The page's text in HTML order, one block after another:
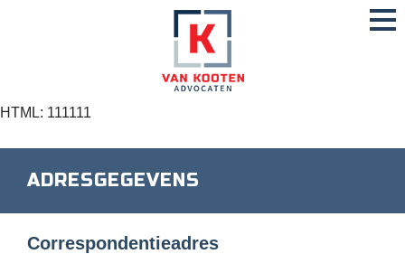
HTML: 111111
ADRESGEGEVENS
Correspondentieadres